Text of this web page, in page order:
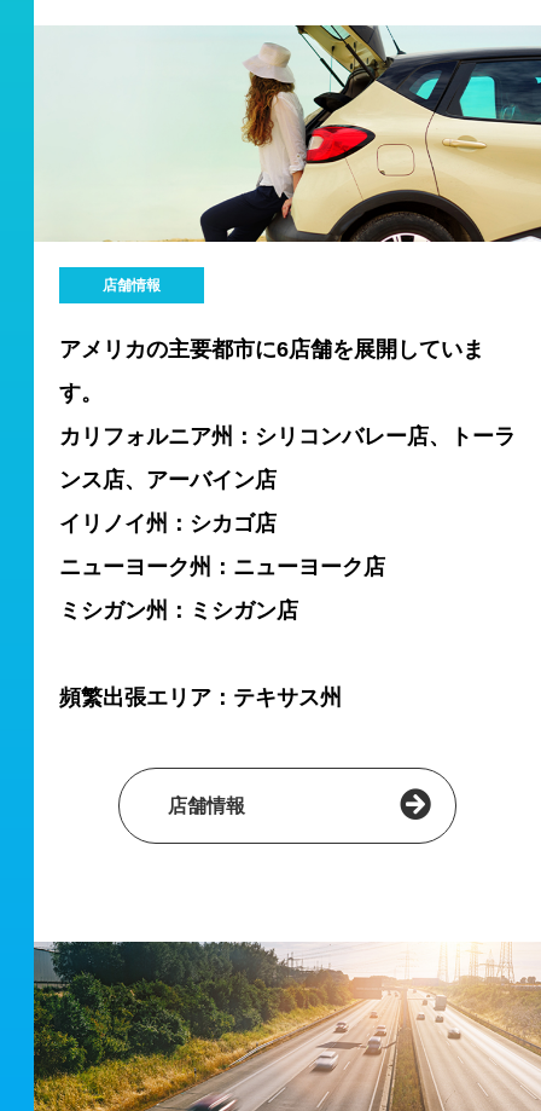
店舗情報
アメリカの主要都市に6店舗を展開していま
す。
カリフォルニア州：シリコンバレー店、トーラ
ンス店、アーバイン店
イリノイ州：シカゴ店
ニューヨーク州：ニューヨーク店
ミシガン州：ミシガン店
頻繁出張エリア：テキサス州
店舗情報